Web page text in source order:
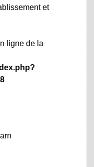
et
ligne de la